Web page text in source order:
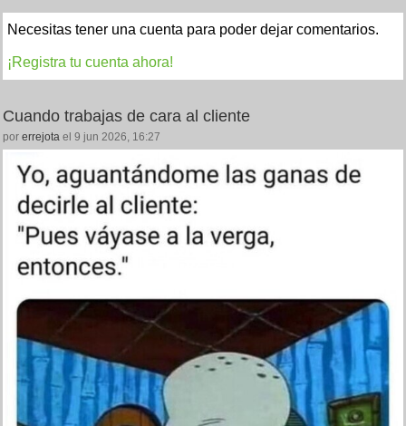
Necesitas tener una cuenta para poder dejar comentarios.
¡Registra tu cuenta ahora!
Cuando trabajas de cara al cliente
por errejota el 9 jun 2026, 16:27